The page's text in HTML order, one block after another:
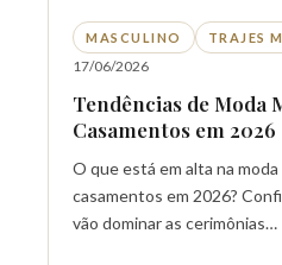
MASCULINO TRAJES
17/06/2026
Tendências de Moda
Casamentos em 2026
O que está em alta na moda
casamentos em 2026?
vão dominar as cerimônias…